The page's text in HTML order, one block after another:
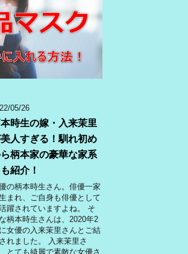
05/26
時生の嫁・入来茉里
人すぎる！馴れ初め
柄本家の豪華な家系
紹介！
の柄本時生さん。俳優一家
まれ、ご自身も俳優として
躍されていますよね。 そ
柄本時生さんは、2020年2
女優の入来茉里さんとご結
れました。 入来茉里さ
とても綺麗で素敵な女優さ